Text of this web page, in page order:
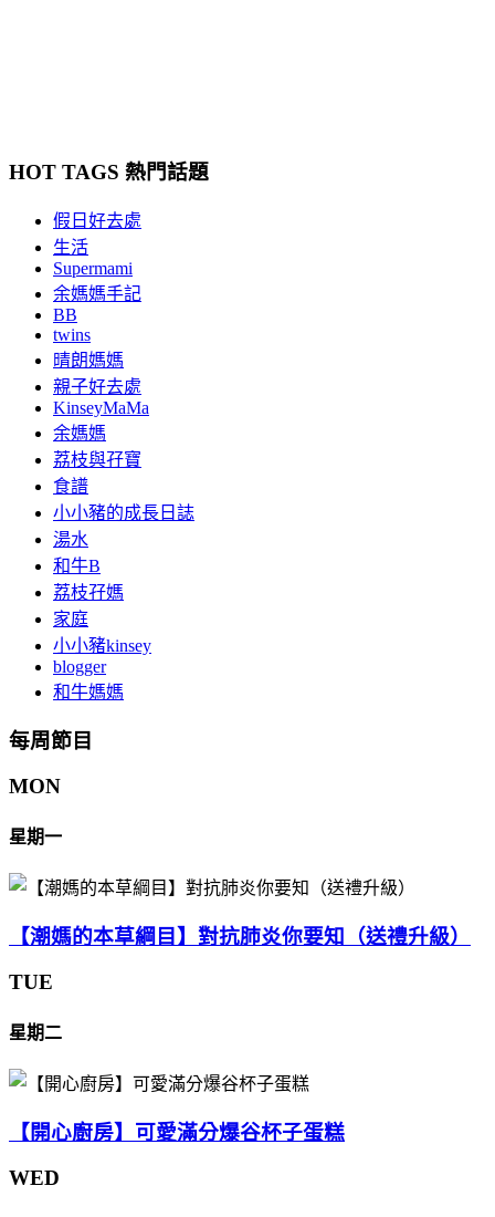
HOT TAGS 熱門話題
假日好去處
生活
Supermami
余媽媽手記
BB
twins
晴朗媽媽
親子好去處
KinseyMaMa
余媽媽
荔枝與孖寶
食譜
小小豬的成長日誌
湯水
和牛B
荔枝孖媽
家庭
小小豬kinsey
blogger
和牛媽媽
每周節目
MON
星期一
【潮媽的本草綱目】對抗肺炎你要知（送禮升級）
TUE
星期二
【開心廚房】可愛滿分爆谷杯子蛋糕
WED